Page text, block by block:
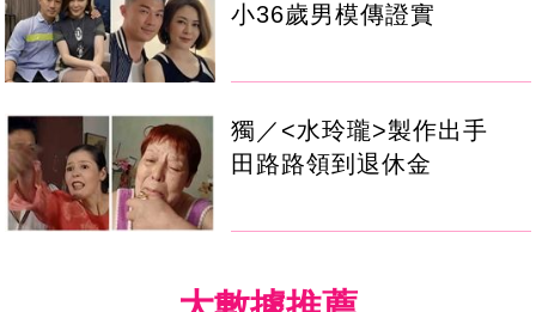
小36歲男模傳證實
獨／<水玲瓏>製作出手
田路路領到退休金